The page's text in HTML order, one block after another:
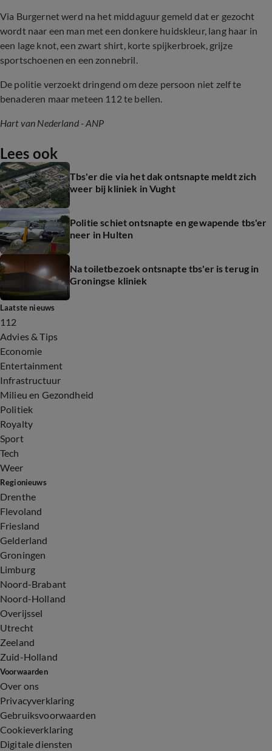
Via Burgernet werd na het middaguur gemeld dat er gezocht
wordt naar een man met een donkere huidskleur, lang haar in
een lage knot, een zwart shirt, korte spijkerbroek, grijze
sportschoenen en een zonnebril.
De politie verzoekt dringend om deze persoon niet zelf te
benaderen maar meteen 112 te bellen.
Hart van Nederland - ANP
Lees ook
Tbs'er die via het dak ontsnapte meldt zich
weer bij kliniek in Vught
Politie schiet ontsnapte en gewapende tbs'er
neer in Hulten
Na toiletbezoek ontsnapte tbs'er is terug in
Groningse kliniek
Laatste nieuws
112
Advies & Tips
Economie
Entertainment
Infrastructuur
Milieu en Gezondheid
Politiek
Royalty
Sport
Tech
Weer
Regionieuws
Drenthe
Flevoland
Friesland
Gelderland
Groningen
Limburg
Noord-Brabant
Noord-Holland
Overijssel
Utrecht
Zeeland
Zuid-Holland
Voorwaarden
Over ons
Privacyverklaring
Gebruiksvoorwaarden
Cookieverklaring
Digitale diensten